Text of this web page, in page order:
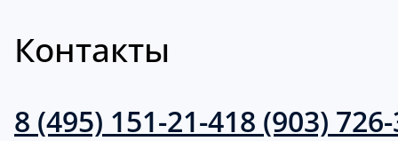
Контакты
8 (495) 151-21-418 (903)